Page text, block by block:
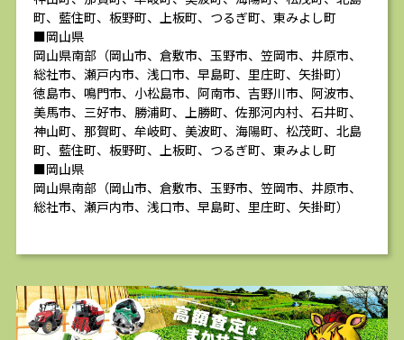
町、藍住町、板野町、上板町、つるぎ町、東みよし町
■岡山県
岡山県南部（岡山市、倉敷市、玉野市、笠岡市、井原市、
総社市、瀬戸内市、浅口市、早島町、里庄町、矢掛町）
徳島市、鳴門市、小松島市、阿南市、吉野川市、阿波市、
美馬市、三好市、勝浦町、上勝町、佐那河内村、石井町、
神山町、那賀町、牟岐町、美波町、海陽町、松茂町、北島
町、藍住町、板野町、上板町、つるぎ町、東みよし町
■岡山県
岡山県南部（岡山市、倉敷市、玉野市、笠岡市、井原市、
総社市、瀬戸内市、浅口市、早島町、里庄町、矢掛町）